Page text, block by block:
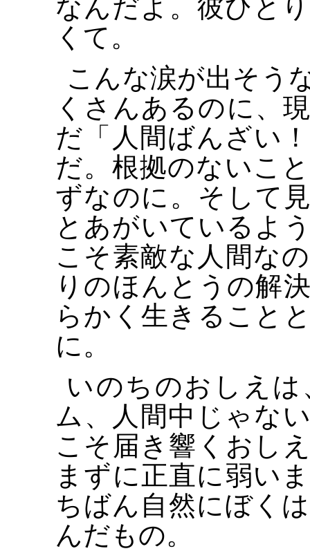
なんだよ。彼ひと
くて。
こんな涙が出そう
くさんあるのに、
だ「人間ばんざい
だ。根拠のないこ
ずなのに。そして
とあがいているよ
こそ素敵な人間な
りのほんとうの解
らかく生きること
に。
いのちのおしえ
ム、人間中じゃな
こそ届き響くおし
まずに正直に弱い
ちばん自然にぼく
んだもの。